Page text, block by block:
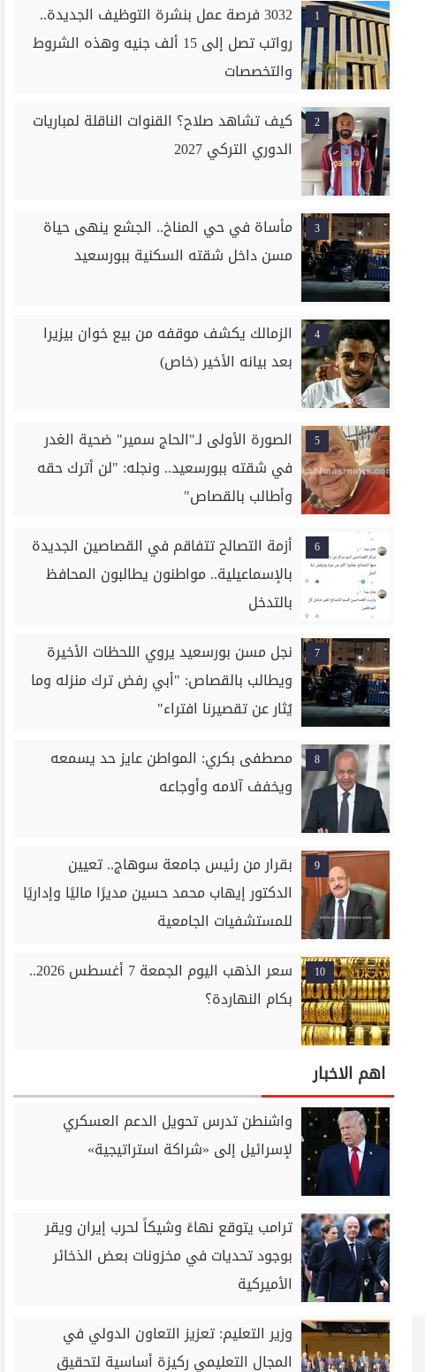
1
3032 فرصة عمل بنشرة التوظيف الجديدة..
رواتب تصل إلى 15 ألف جنيه وهذه الشروط
والتخصصات
2
كيف تشاهد صلاح؟ القنوات الناقلة لمباريات
الدوري التركي 2027
3
مأساة في حي المناخ.. الجشع ينهى حياة
مسن داخل شقته السكنية ببورسعيد
4
الزمالك يكشف موقفه من بيع خوان بيزيرا
بعد بيانه الأخير (خاص)
5
الصورة الأولى لـ"الحاج سمير" ضحية الغدر
في شقته ببورسعيد.. ونجله: "لن أترك حقه
وأطالب بالقصاص"
6
أزمة التصالح تتفاقم في القصاصين الجديدة
بالإسماعيلية.. مواطنون يطالبون المحافظ
بالتدخل
7
نجل مسن بورسعيد يروي اللحظات الأخيرة
ويطالب بالقصاص: "أبي رفض ترك منزله وما
يُثار عن تقصيرنا افتراء"
8
مصطفى بكري: المواطن عايز حد يسمعه
ويخفف آلامه وأوجاعه
9
بقرار من رئيس جامعة سوهاج.. تعيين
الدكتور إيهاب محمد حسين مديرًا ماليًا وإداريًا
للمستشفيات الجامعية
10
سعر الذهب اليوم الجمعة 7 أغسطس 2026..
بكام النهاردة؟
اهم الاخبار
واشنطن تدرس تحويل الدعم العسكري
لإسرائيل إلى «شراكة استراتيجية»
ترامب يتوقع نهاءً وشيكاً لحرب إيران ويقر
بوجود تحديات في مخزونات بعض الذخائر
الأميركية
وزير التعليم: تعزيز التعاون الدولي في
المجال التعليمي ركيزة أساسية لتحقيق